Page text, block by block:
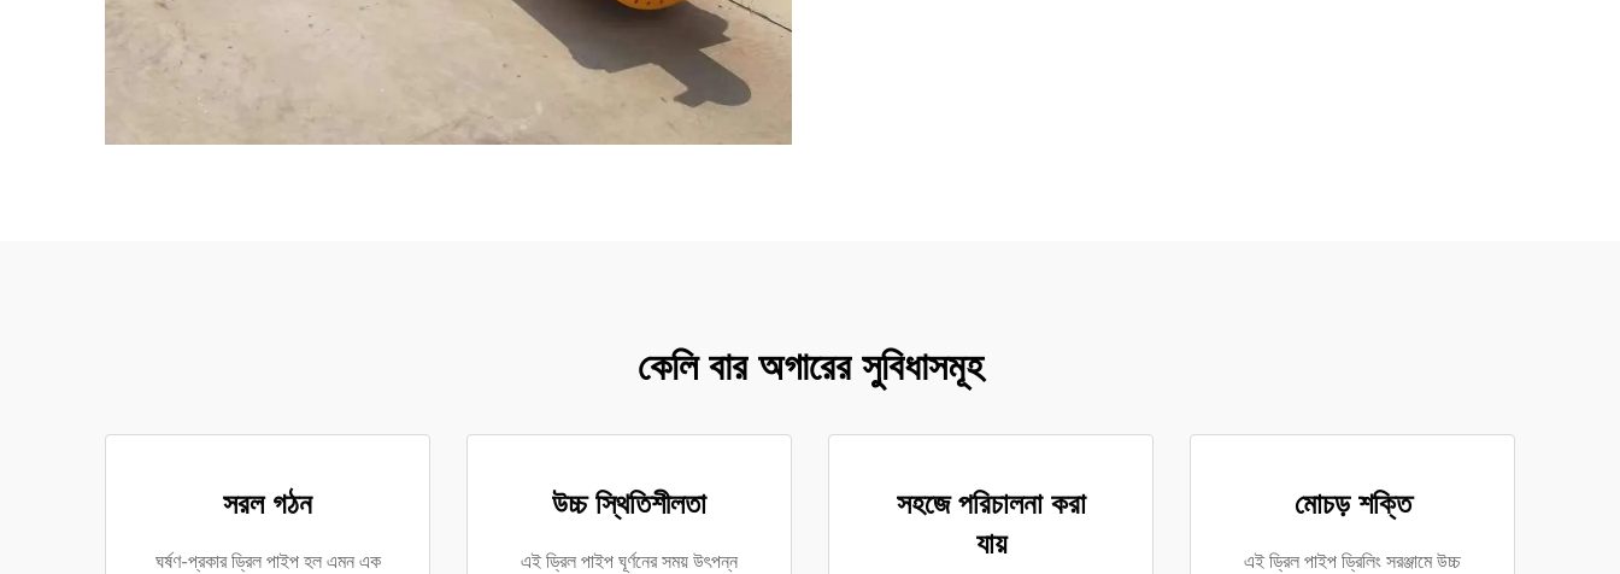
কেলি বার অগারের সুবিধাসমূহ
সরল গঠন
ঘর্ষণ-প্রকার ড্রিল পাইপ হল এমন এক
উচ্চ স্থিতিশীলতা
এই ড্রিল পাইপ ঘূর্ণনের সময় উৎপন্ন
সহজে পরিচালনা করা
যায়
মোচড় শক্তি
এই ড্রিল পাইপ ড্রিলিং সরঞ্জামে উচ্চ